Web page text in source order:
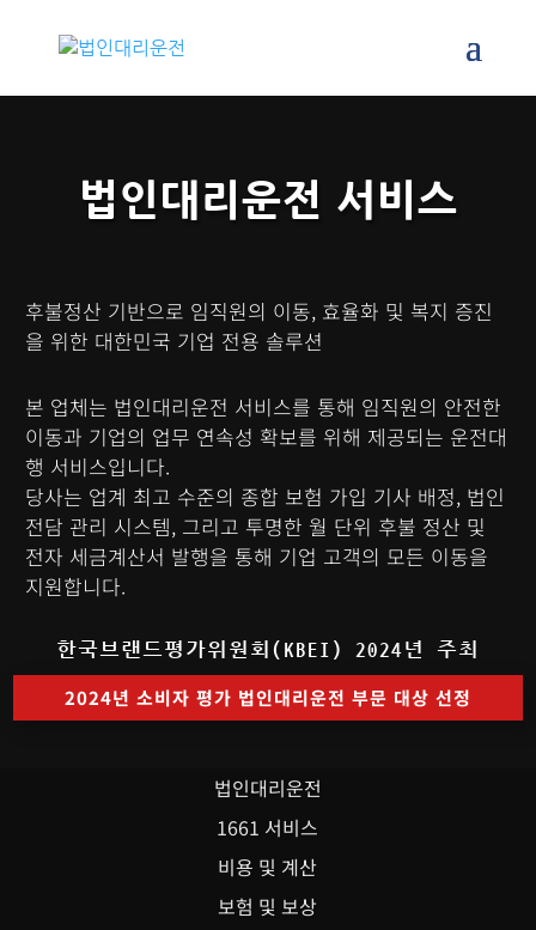
법인대리운전 서비스
후불정산 기반으로 임직원의 이동, 효율화 및 복지 증진
을 위한 대한민국 기업 전용 솔루션
본 업체는 법인대리운전 서비스를 통해 임직원의 안전한
이동과 기업의 업무 연속성 확보를 위해 제공되는 운전대
행 서비스입니다.
당사는 업계 최고 수준의 종합 보험 가입 기사 배정, 법인
전담 관리 시스템, 그리고 투명한 월 단위 후불 정산 및
전자 세금계산서 발행을 통해 기업 고객의 모든 이동을
지원합니다.
한국브랜드평가위원회(KBEI) 2024년 주최
2024년 소비자 평가 법인대리운전 부문 대상 선정
법인대리운전
1661 서비스
비용 및 계산
보험 및 보상